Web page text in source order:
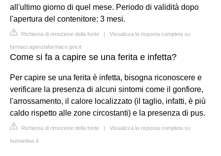
all'ultimo giorno di quel mese. Periodo di validità dopo
l'apertura del contenitore: 3 mesi.
Richiesta di rimozione della fonte | Visualizza la risposta completa su
farmaci.agenziafarmaco.gov.it
Come si fa a capire se una ferita e infetta?
Per capire se una ferita è infetta, bisogna riconoscere e
verificare la presenza di alcuni sintomi come il gonfiore,
l'arrossamento, il calore localizzato (il taglio, infatti, è più
caldo rispetto alle zone circostanti) e la presenza di pus.
Richiesta di rimozione della fonte | Visualizza la risposta completa su
humanitas.it